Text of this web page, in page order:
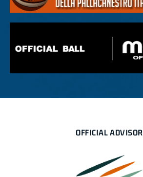
OFFICIAL ADVISOR